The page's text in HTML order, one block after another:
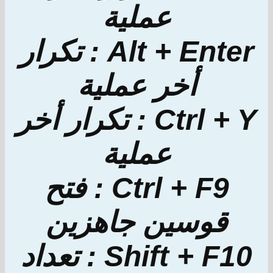
عملية
Alt + Enter : تكرار
أخر عملية
Ctrl + Y : تكرار أخر
عملية
Ctrl + F9 : فتح
قوسين جاهزين
Shift + F10 : تعداد